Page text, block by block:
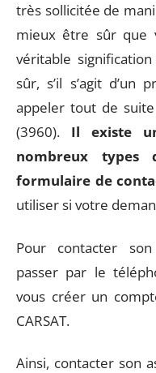
très sollicitée de
mieux être sûr que
véritable
sûr, s’il s’agit d’un
appeler tout de
(3960). Il existe
nombreux types
formulaire de
utiliser si votre
Pour contacter
passer par le
vous créer un
CARSAT.
Ainsi, contacter son